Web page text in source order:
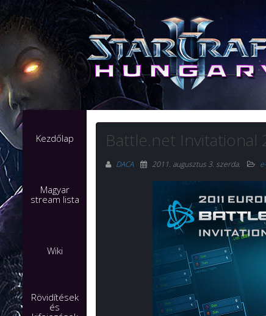
Kezdőlap
Magyar
stream lista
Wiki
Rövidítések
és
Battle.net Invitational
DACA 2011. augusztus 3. szerda.